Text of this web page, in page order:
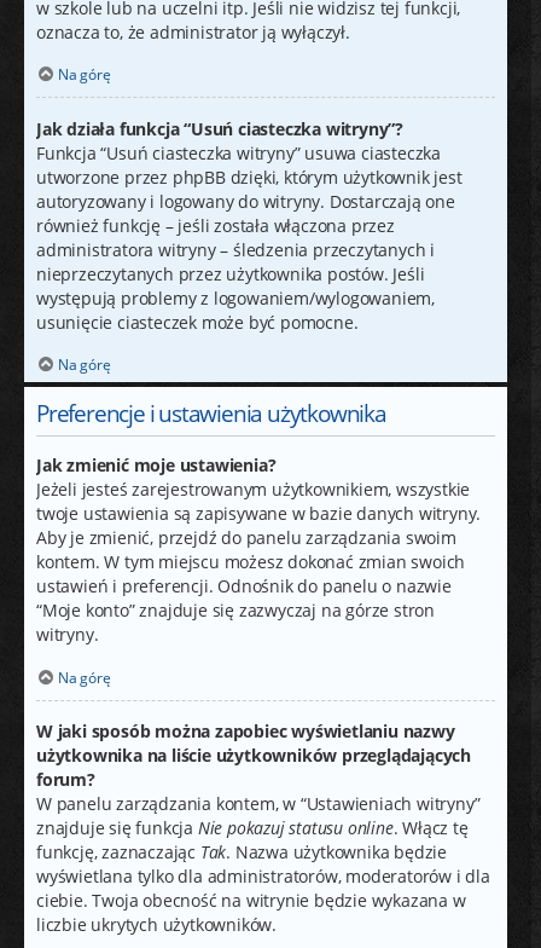
w szkole lub na uczelni itp. Jeśli nie widzisz tej funkcji,
oznacza to, że administrator ją wyłączył.
Na górę
Jak działa funkcja “Usuń ciasteczka witryny”?
Funkcja “Usuń ciasteczka witryny” usuwa ciasteczka
utworzone przez phpBB dzięki, którym użytkownik jest
autoryzowany i logowany do witryny. Dostarczają one
również funkcję – jeśli została włączona przez
administratora witryny – śledzenia przeczytanych i
nieprzeczytanych przez użytkownika postów. Jeśli
występują problemy z logowaniem/wylogowaniem,
usunięcie ciasteczek może być pomocne.
Na górę
Preferencje i ustawienia użytkownika
Jak zmienić moje ustawienia?
Jeżeli jesteś zarejestrowanym użytkownikiem, wszystkie
twoje ustawienia są zapisywane w bazie danych witryny.
Aby je zmienić, przejdź do panelu zarządzania swoim
kontem. W tym miejscu możesz dokonać zmian swoich
ustawień i preferencji. Odnośnik do panelu o nazwie
“Moje konto” znajduje się zazwyczaj na górze stron
witryny.
Na górę
W jaki sposób można zapobiec wyświetlaniu nazwy
użytkownika na liście użytkowników przeglądających
forum?
W panelu zarządzania kontem, w “Ustawieniach witryny”
znajduje się funkcja Nie pokazuj statusu online. Włącz tę
funkcję, zaznaczając Tak. Nazwa użytkownika będzie
wyświetlana tylko dla administratorów, moderatorów i dla
ciebie. Twoja obecność na witrynie będzie wykazana w
liczbie ukrytych użytkowników.